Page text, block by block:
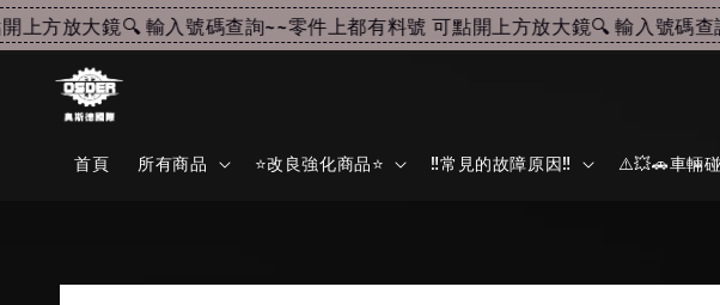
方放大鏡🔍 輸入號碼查詢~~零件上都有料號 可點開上方放大鏡🔍 輸入號碼查詢
首頁 所有商品 ⭐改良強化商品⭐ ‼️常見的故障原因‼️ ⚠️💥🚗車輛